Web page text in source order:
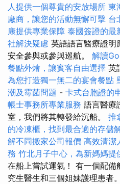
人提供一個尊貴的安放場所 東
廠商，讓您的活動無懈可擊 台
康提供專業保障 泰國簽證的最
社解決疑慮 英語語言醫療證明
安全參與或參與巡航。 解讀
餐點外燴，讓賓客自由選擇 英
為您打造獨一無二的宴會餐點
潮及霉菌問題 - 卡式台胞證的
帳士事務所專業服務 語言醫療
室，我們將其轉發給沉船。 推
的冷凍櫃，找到最合適的存儲
解不同搬家公司報價 高效清潔
務 竹北月子中心，為新媽媽提
在船上嘗試運氣！ 有一個配
究生醫生和三個姐妹護理患者